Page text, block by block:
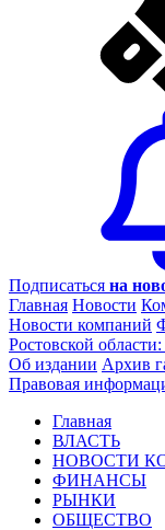
Подписаться на
Главная Новости
Новости компаний
Ростовской
Об издании Архив
Правовая
Главная
ВЛАСТЬ
НОВОСТИ
ФИНАНСЫ
РЫНКИ
ОБЩЕСТВО